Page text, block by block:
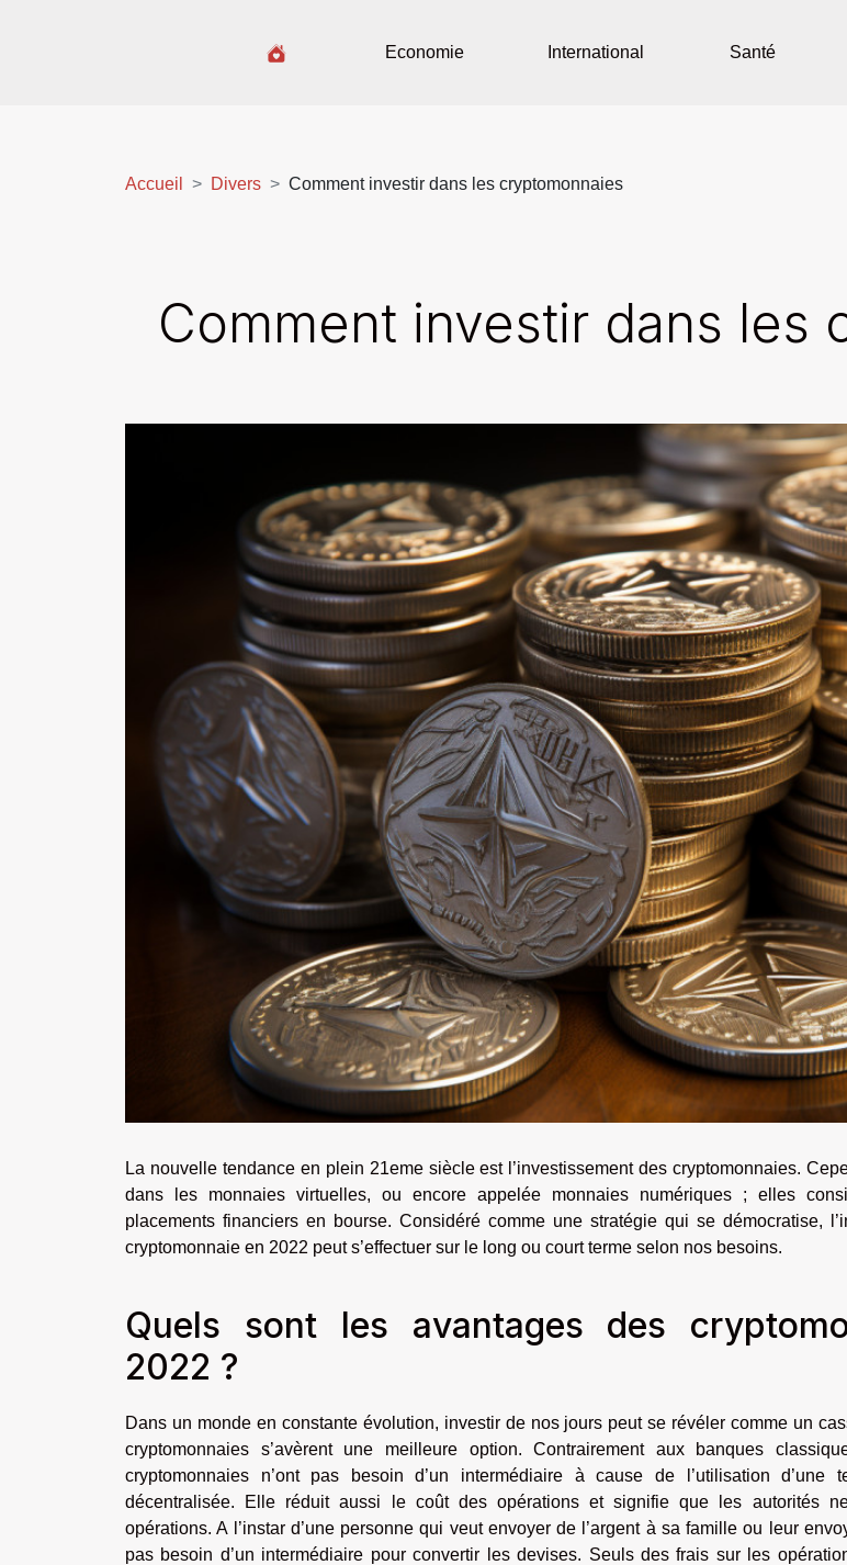
Economie International Santé
Accueil Divers Comment investir dans les cryptomonnaies
Comment investir dans les
La nouvelle tendance en plein 21eme siècle est l’investissement des cryptomonnaies.
dans les monnaies virtuelles, ou encore appelée monnaies numériques ; elles
placements financiers en bourse. Considéré comme une stratégie qui se démocratise,
cryptomonnaie en 2022 peut s’effectuer sur le long ou court terme selon nos besoins.
Quels sont les avantages des
2022 ?
Dans un monde en constante évolution, investir de nos jours peut se révéler comme un
cryptomonnaies s’avèrent une meilleure option. Contrairement aux banques
cryptomonnaies n’ont pas besoin d’un intermédiaire à cause de l’utilisation d’une
décentralisée. Elle réduit aussi le coût des opérations et signifie que les autorités
opérations. A l’instar d’une personne qui veut envoyer de l’argent à sa famille ou leur
pas besoin d’un intermédiaire pour convertir les devises. Seuls des frais sur les